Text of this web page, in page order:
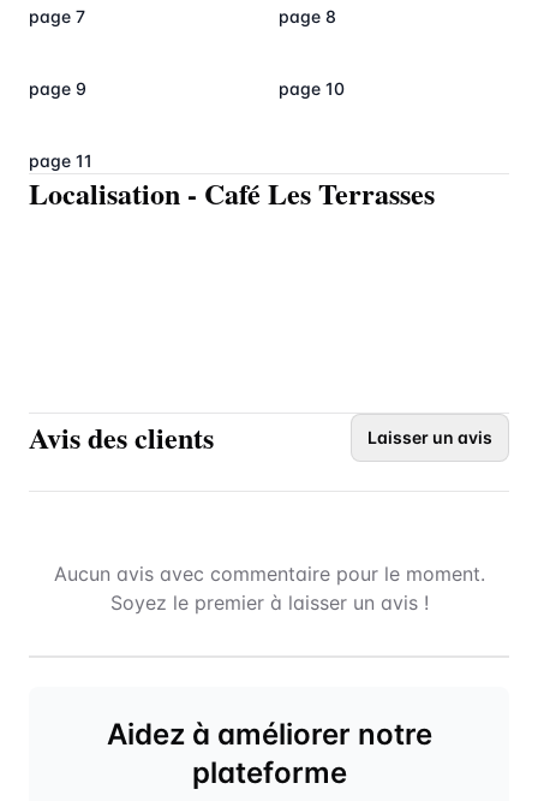
page 7 page 8
page 9 page 10
page 11
Localisation - Café Les Terrasses
Avis des clients Laisser un avis
Aucun avis avec commentaire pour le moment.
Soyez le premier à laisser un avis !
Aidez à améliorer notre
plateforme